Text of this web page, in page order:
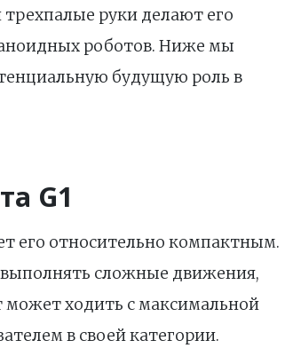
руки делают его
роботов. Ниже мы
будущую роль в
G1
его относительно компактным.
выполнять сложные движения,
ходить с максимальной
в своей категории.